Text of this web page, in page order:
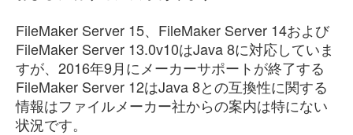
FileMaker Server 15、FileMaker Server 14および
FileMaker Server 13.0v10はJava 8に対応していま
すが、2016年9月にメーカーサポートが終了する
FileMaker Server 12はJava 8との互換性に関する
情報はファイルメーカー社からの案内は特にない
状況です。